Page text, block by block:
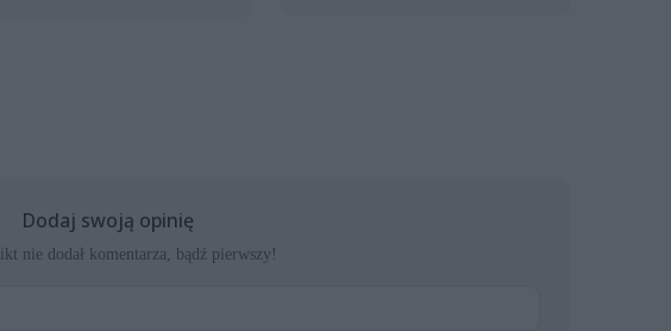
Dodaj swoją opinię
nie dodał komentarza, bądź pierwszy!